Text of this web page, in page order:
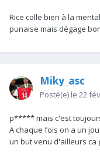
Rice colle bien à la
punaise mais dégage
Miky_asc
Posté(e) le 22
p***** mais c'est
A chaque fois on a un
un but venu d'ailleurs ca